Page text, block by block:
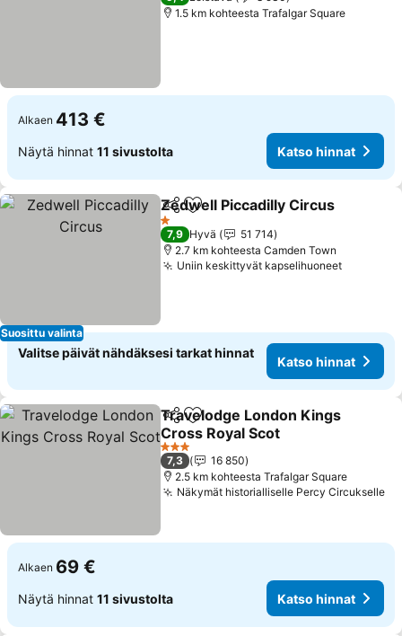
1.5 km kohteesta Trafalgar Square
Alkaen 413 €
Näytä hinnat 11 sivustolta Katso hinnat
Suosittu valinta
Jaa Lisää suosikkeihin
Zedwell Piccadilly Circus
1 Tähtiluokitus
7,9 Hyvä
51 714
2.7 km kohteesta Camden Town
Uniin keskittyvät kapselihuoneetKatso
Valitse päivät nähdäksesi tarkat hinnat
Katso hinnat
Jaa Lisää suosikkeihin
Travelodge London Kings
Cross Royal Scot
Katso hinnat
3 Tähtiluokitus
7,3
16 850
2.5 km kohteesta Trafalgar Square
Näkymät historialliselle Percy Circukselle
Alkaen 69 €
Näytä hinnat 11 sivustolta Katso hinnat